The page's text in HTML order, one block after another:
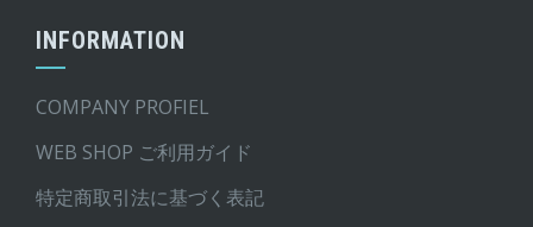
INFORMATION
COMPANY PROFIEL
WEB SHOP ご利用ガイド
特定商取引法に基づく表記